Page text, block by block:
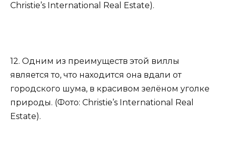
Christie’s International Real Estate).
12. Одним из преимуществ этой виллы
является то, что находится она вдали от
городского шума, в красивом зелёном уголке
природы. (Фото: Christie’s International Real
Estate).